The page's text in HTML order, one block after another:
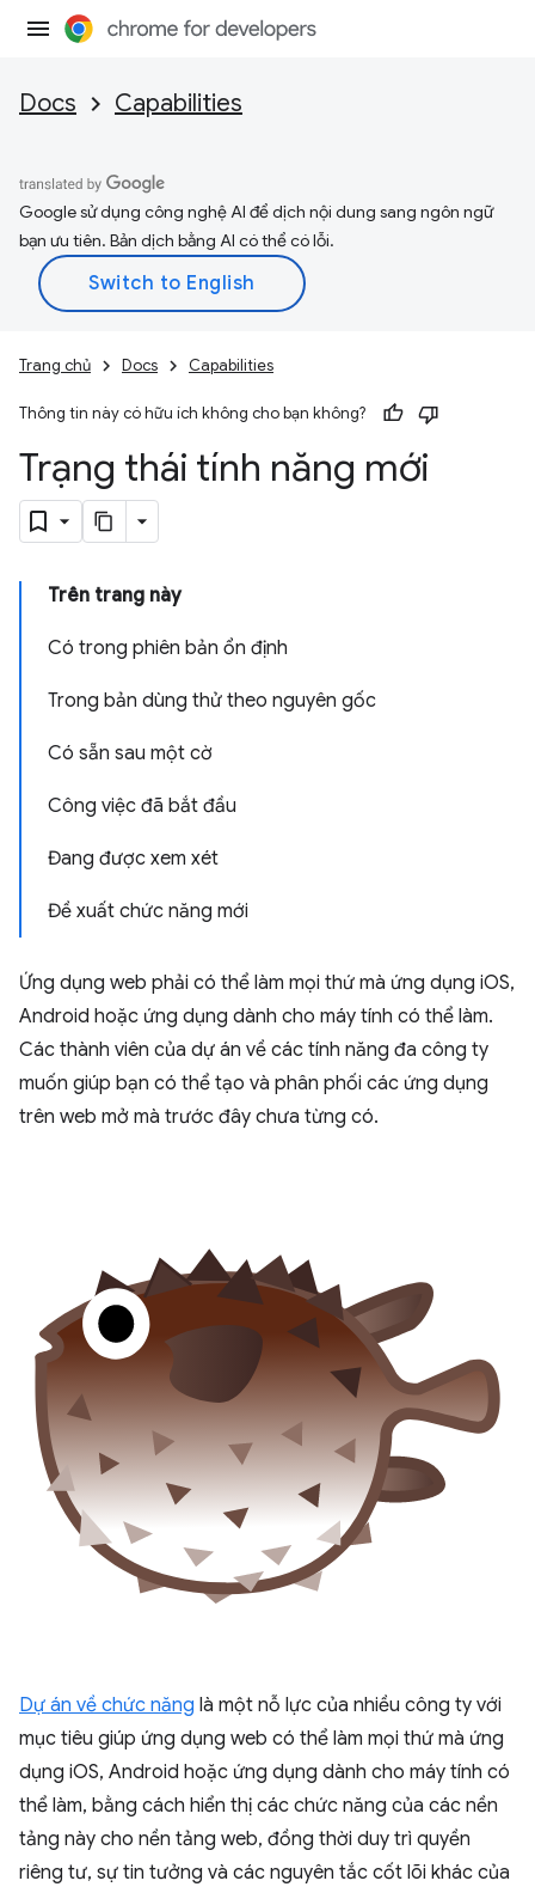
Docs Capabilities
Google sử dụng công nghệ AI để dịch nội dung sang ngôn ngữ
bạn ưu tiên. Bản dịch bằng AI có thể có lỗi.
Trang chủ Docs Capabilities
Thông tin này có hữu ích không cho bạn không?
Trạng thái tính năng mới
Trên trang này
Có trong phiên bản ổn định
Trong bản dùng thử theo nguyên gốc
Có sẵn sau một cờ
Công việc đã bắt đầu
Đang được xem xét
Đề xuất chức năng mới
Ứng dụng web phải có thể làm mọi thứ mà ứng dụng iOS,
Android hoặc ứng dụng dành cho máy tính có thể làm.
Các thành viên của dự án về các tính năng đa công ty
muốn giúp bạn có thể tạo và phân phối các ứng dụng
trên web mở mà trước đây chưa từng có.
Dự án về chức năng là một nỗ lực của nhiều công ty với
mục tiêu giúp ứng dụng web có thể làm mọi thứ mà ứng
dụng iOS, Android hoặc ứng dụng dành cho máy tính có
thể làm, bằng cách hiển thị các chức năng của các nền
tảng này cho nền tảng web, đồng thời duy trì quyền
riêng tư, sự tin tưởng và các nguyên tắc cốt lõi khác của